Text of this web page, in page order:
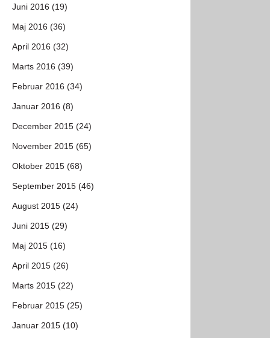
Juni 2016 (19)
Maj 2016 (36)
April 2016 (32)
Marts 2016 (39)
Februar 2016 (34)
Januar 2016 (8)
December 2015 (24)
November 2015 (65)
Oktober 2015 (68)
September 2015 (46)
August 2015 (24)
Juni 2015 (29)
Maj 2015 (16)
April 2015 (26)
Marts 2015 (22)
Februar 2015 (25)
Januar 2015 (10)